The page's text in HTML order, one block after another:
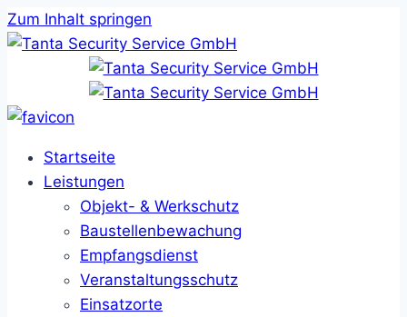
Zum Inhalt springen
Startseite
Leistungen
Objekt- & Werkschutz
Baustellenbewachung
Empfangsdienst
Veranstaltungsschutz
Einsatzorte